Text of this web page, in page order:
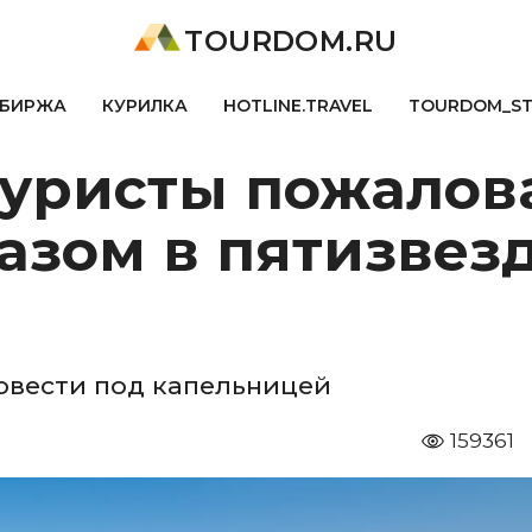
TOURDOM.RU
КУРИЛКА HOTLINE.TRAVEL
в
под капельницей
159361